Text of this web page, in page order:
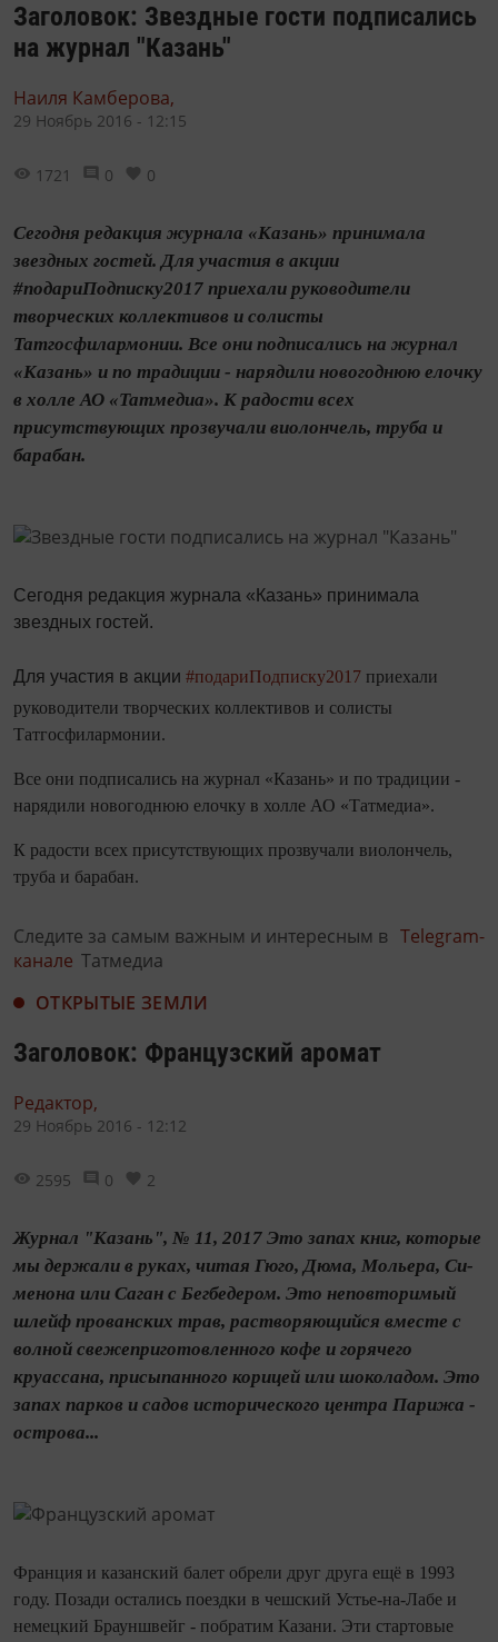
Заголовок: Звездные гости подписались
на журнал "Казань"
Наиля Камберова,
29 Ноябрь 2016 - 12:15
1721 0 0
Сегодня редакция журнала «Казань» принимала
звездных гостей. Для участия в акции
#подариПодписку2017 приехали руководители
творческих коллективов и солисты
Татгосфилармонии. Все они подписались на журнал
«Казань» и по традиции - нарядили новогоднюю елочку
в холле АО «Татмедиа». К радости всех
присутствующих прозвучали виолончель, труба и
барабан.
Сегодня редакция журнала «Казань» принимала
звездных гостей.
Для участия в акции #подариПодписку2017 приехали
руководители творческих коллективов и солисты
Татгосфилармонии.
Все они подписались на журнал «Казань» и по традиции -
нарядили новогоднюю елочку в холле АО «Татмедиа».
К радости всех присутствующих прозвучали виолончель,
труба и барабан.
Следите за самым важным и интересным в Telegram-
канале Татмедиа
ОТКРЫТЫЕ ЗЕМЛИ
Заголовок: Французский аромат
Редактор,
29 Ноябрь 2016 - 12:12
2595 0 2
Журнал "Казань", № 11, 2017 Это запах книг, которые
мы держали в руках, читая Гюго, Дюма, Мольера, Си­
менона или Саган с Бегбедером. Это непо­вторимый
шлейф прованских трав, рас­творяющийся вместе с
волной свежепри­готовленного кофе и горячего
круассана, присыпанного корицей или шоколадом. Это
запах парков и садов исторического центра Парижа -
острова...
Франция и казанский балет обрели друг друга ещё в 1993
году. Позади остались поездки в чешский Устье‑на‑Лабе и
немец­кий Брауншвейг - побратим Казани. Эти стартовые